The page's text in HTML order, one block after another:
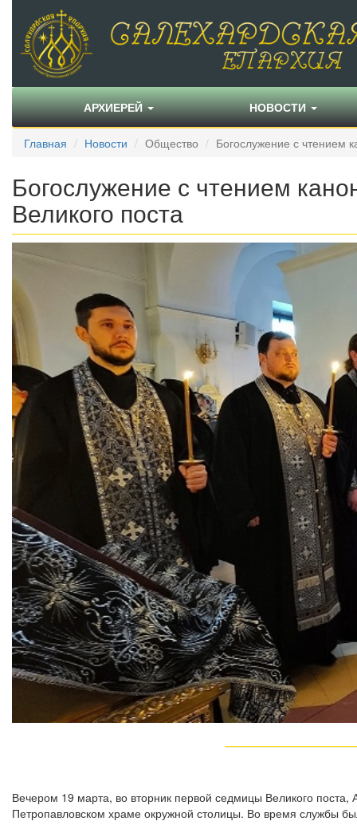
АРХИЕРЕЙ НОВОСТИ
Главная Новости Общество Богослужение с чтением
Богослужение с чтением
Великого поста
Вечером 19 марта, во вторник первой седмицы Великого поста,
Петропавловском храме окружной столицы. Во время службы